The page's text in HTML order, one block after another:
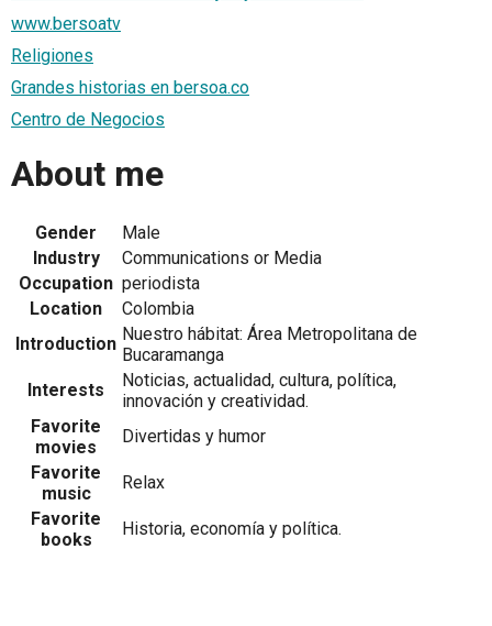
www.bersoatv
Religiones
Grandes historias en bersoa.co
Centro de Negocios
About me
Gender
Male
Industry
Communications or Media
Occupation periodista
Location
Colombia
Introduction Nuestro hábitat: Área Metropolitana de
Bucaramanga
Interests
Noticias, actualidad, cultura, política,
innovación y creatividad.
Favorite
movies
Divertidas y humor
Favorite
music
Relax
Favorite
books
Historia, economía y política.